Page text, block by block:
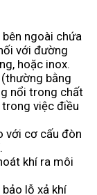
bên ngoài chứa
với đường
hoặc inox.
bằng
nổi trong chất
việc điều
với cơ cấu đòn
khí ra môi
lỗ xả khí